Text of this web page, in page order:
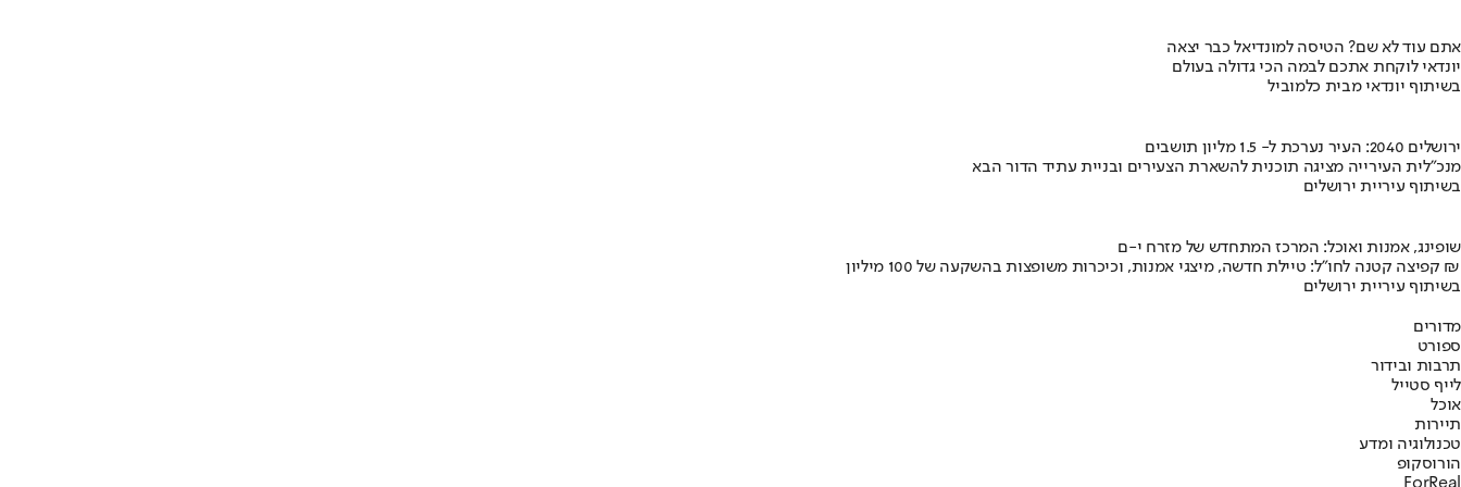
אתם עוד לא שם? הטיסה למונדיאל כבר יצאה
יונדאי לוקחת אתכם לבמה הכי גדולה בעולם
בשיתוף יונדאי מבית כלמוביל
ירושלים 2040: העיר נערכת ל- 1.5 מליון תושבים
מנכ"לית העירייה מציגה תוכנית להשארת הצעירים ובניית עתיד הדור הבא
בשיתוף עיריית ירושלים
שופינג, אמנות ואוכל: המרכז המתחדש של מזרח י-ם
קפיצה קטנה לחו"ל: טיילת חדשה, מיצגי אמנות, וכיכרות משופצות בהשקעה של 100 מיליון ₪
בשיתוף עיריית ירושלים
מדורים
ספורט
תרבות ובידור
לייף סטייל
אוכל
תיירות
טכנולוגיה ומדע
הורוסקופ